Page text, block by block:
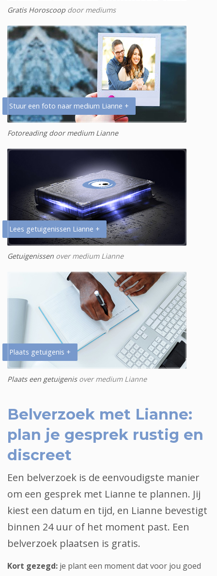
Gratis Horoscoopdoor mediums
Stuur een foto naar medium Lianne +
Fotoreading door medium Lianne
Lees getuigenissen Lianne +
Getuigenissen over medium Lianne
Plaats getuigenis +
Plaats een getuigenisover medium Lianne
Belverzoek met Lianne:
plan je gesprek rustig en
discreet
Een belverzoek is de eenvoudigste manier
om een gesprek met Lianne te plannen. Jij
kiest een datum en tijd, en Lianne bevestigt
binnen 24 uur of het moment past. Een
belverzoek plaatsen is gratis.
Kort gezegd: je plant een moment dat voor jou goed